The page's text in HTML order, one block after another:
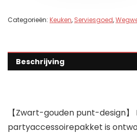
Categorieën: Keuken, Serviesgoed,
Beschrijving
【Zwart-gouden punt-design】
partyaccessoirepakket is